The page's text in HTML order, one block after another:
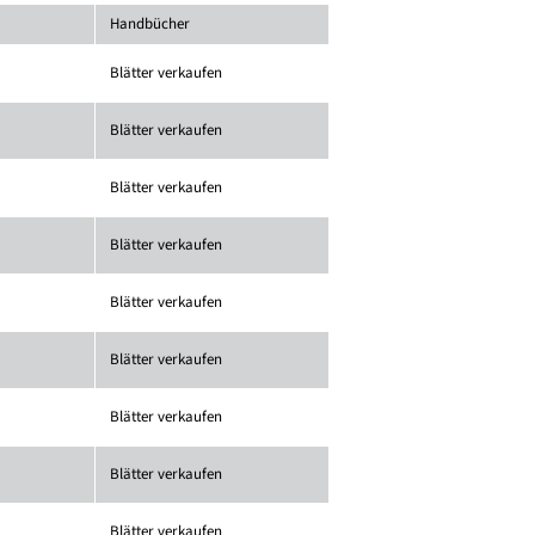
Handbücher
Blätter verkaufen
Blätter verkaufen
Blätter verkaufen
Blätter verkaufen
Blätter verkaufen
Blätter verkaufen
Blätter verkaufen
Blätter verkaufen